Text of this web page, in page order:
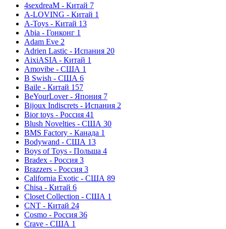
4sexdreaM - Китай 7
A-LOVING - Китай 1
A-Toys - Китай 13
Abia - Гонконг 1
Adam Eve 2
Adrien Lastic - Испания 20
AixiASIA - Китай 1
Amovibe - США 1
B Swish - США 6
Baile - Китай 157
BeYourLover - Япония 7
Bijoux Indiscrets - Испания 2
Bior toys - Россия 41
Blush Novelties - США 30
BMS Factory - Канада 1
Bodywand - США 13
Boys of Toys - Польша 4
Bradex - Россия 3
Brazzers - Россия 3
California Exotic - США 89
Chisa - Китай 6
Closet Collection - США 1
CNT - Китай 24
Cosmo - Россия 36
Crave - США 1